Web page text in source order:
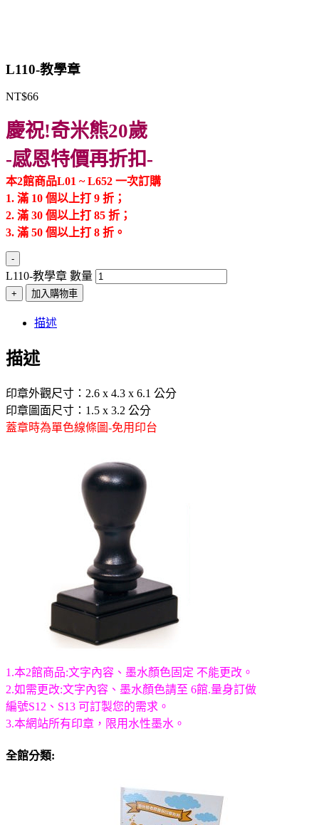
L110-教學章
NT$66
慶祝!奇米熊20歲
-感恩特價再折扣-
本2館商品L01 ~ L652 一次訂購
1. 滿 10 個以上打 9 折；
2. 滿 30 個以上打 85 折；
3. 滿 50 個以上打 8 折。
-
L110-教學章 數量
+ 加入購物車
描述
描述
印章外觀尺寸：2.6 x 4.3 x 6.1 公分
印章圖面尺寸：1.5 x 3.2 公分
蓋章時為單色線條圖-免用印台
1.本2館商品:文字內容、墨水顏色固定 不能更改。
2.如需更改:文字內容、墨水顏色請至 6館.量身訂做
編號S12、S13 可訂製您的需求。
3.本網站所有印章，限用水性墨水。
全館分類: